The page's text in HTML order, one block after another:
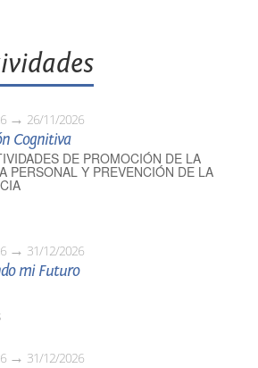
26/11/2026
Cognitiva
DE PROMOCIÓN DE LA
PERSONAL Y PREVENCIÓN DE LA
31/12/2026
mi Futuro
31/12/2026